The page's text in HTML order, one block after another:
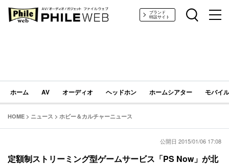
PHILE WEB｜AV/オーディオ/ガジェットブランド
特設サイト
ホーム AV オーディオ ヘッドホン ホームシアター モバイ
HOME > ニュース > ホビー＆カルチャーニュース
公開日 2015/01/06 17:08
定額制ストリーミング型ゲームサービス「PS Now」が北